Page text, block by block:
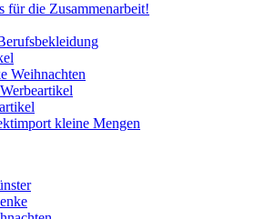
für die Zusammenarbeit!
Weihnachten
kleine Mengen